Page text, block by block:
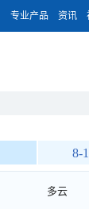
专业产品 资讯
8-
多云